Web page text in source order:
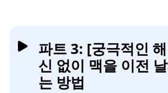
파트 3: [궁극적인
신 없이 맥을 이전
는 방법